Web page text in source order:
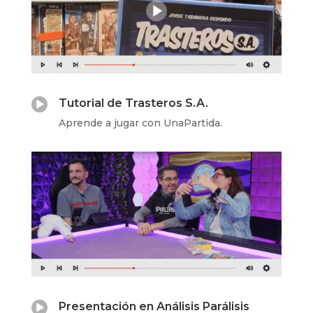
 Tutorial de Trasteros S.A.
Aprende a jugar con UnaPartida.
 Presentación en Análisis Parálisis